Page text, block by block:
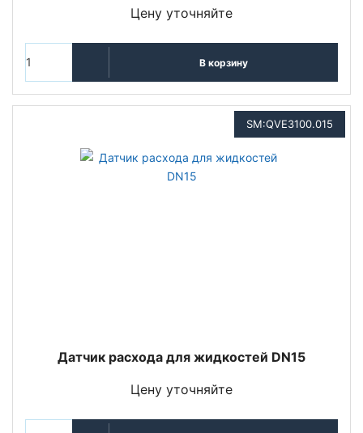
Цену уточняйте
В корзину
SM:QVE3100.015
Датчик расхода для жидкостей DN15
Цену уточняйте